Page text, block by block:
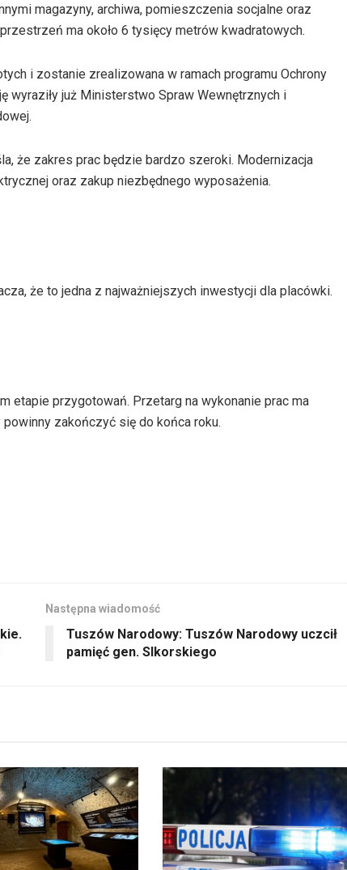
magazyny, archiwa, pomieszczenia socjalne oraz
ma około 6 tysięcy metrów kwadratowych.
i zostanie zrealizowana w ramach programu Ochrony
wyraziły już Ministerstwo Spraw Wewnętrznych i
że zakres prac będzie bardzo szeroki. Modernizacja
oraz zakup niezbędnego wyposażenia.
że to jedna z najważniejszych inwestycji dla placówki.
etapie przygotowań. Przetarg na wykonanie prac ma
zakończyć się do końca roku.
Następna wiadomość
Tuszów Narodowy: Tuszów Narodowy uczcił
pamięć gen. SIkorskiego